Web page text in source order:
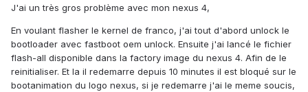
J'ai un très gros problème avec mon nexus 4,
En voulant flasher le kernel de franco, j'ai tout d'abord unlock le
bootloader avec fastboot oem unlock. Ensuite j'ai lancé le fichier
flash-all disponible dans la factory image du nexus 4. Afin de le
reinitialiser. Et la il redemarre depuis 10 minutes il est bloqué sur le
bootanimation du logo nexus, si je redemarre j'ai le meme soucis,